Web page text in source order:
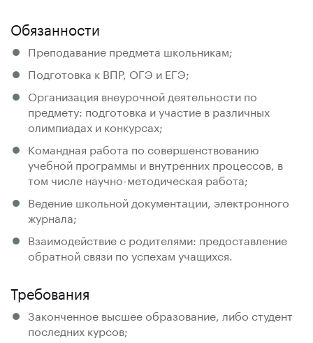
Обязанности
Преподавание предмета школьникам;
Подготовка к ВПР, ОГЭ и ЕГЭ;
Организация внеурочной деятельности по
предмету: подготовка и участие в различных
олимпиадах и конкурсах;
Командная работа по совершенствованию
учебной программы и внутренних процессов, в
том числе научно-методическая работа;
Ведение школьной документации, электронного
журнала;
Взаимодействие с родителями: предоставление
обратной связи по успехам учащихся.
Требования
Законченное высшее образование, либо студент
последних курсов;